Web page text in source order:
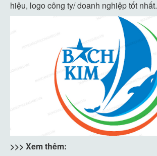
hiệu, logo công ty/ doanh nghiệp tốt nhất.
>>> Xem thêm: